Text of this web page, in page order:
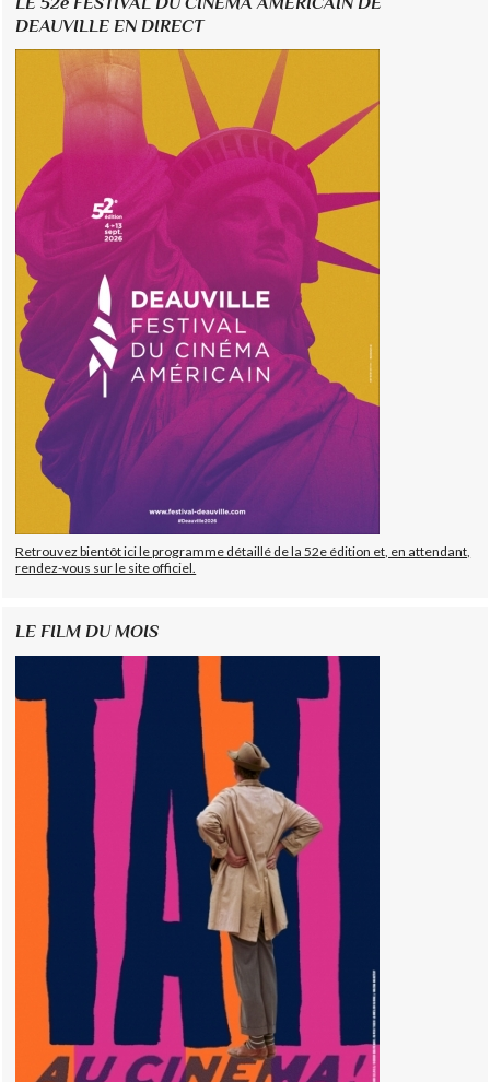
DEAUVILLE EN DIRECT
Retrouvez bientôt ici le programme détaillé de la 52e édition et, en attendant,
rendez-vous sur le site officiel.
LE FILM DU MOIS